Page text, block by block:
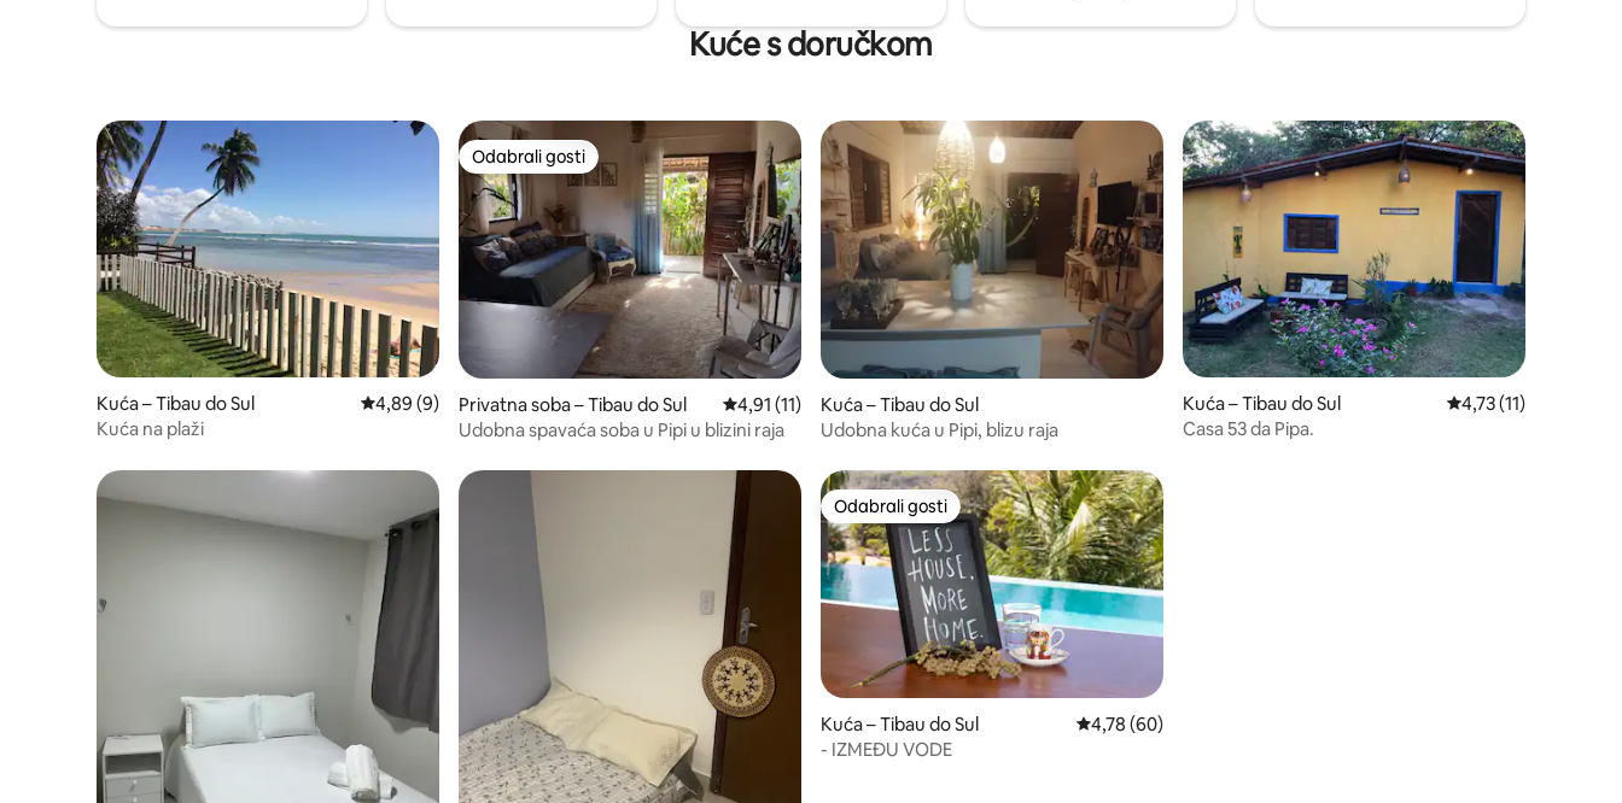
Kuće s doručkom
Kuća – Tibau do Sul Prosječna ocjena: 4,89/5, recenzija: 9
4,89 (9)
Kuća na plaži
Odabrali gosti
Odabrali gosti
Privatna soba – Tibau do Sul Prosječna ocjena: 4,91/5, recenzija: 11
4,91 (11)
Udobna spavaća soba u Pipi u blizini raja
Kuća – Tibau do Sul
Udobna kuća u Pipi, blizu raja
Kuća – Tibau do Sul Prosječna ocjena:
4,73 (11)
Casa 53 da Pipa.
Odabrali gosti
Odabrali gosti
Kuća – Tibau do Sul Prosječna ocjena: 4,78/5, recenzija: 60
4,78 (60)
- IZMEĐU VODE